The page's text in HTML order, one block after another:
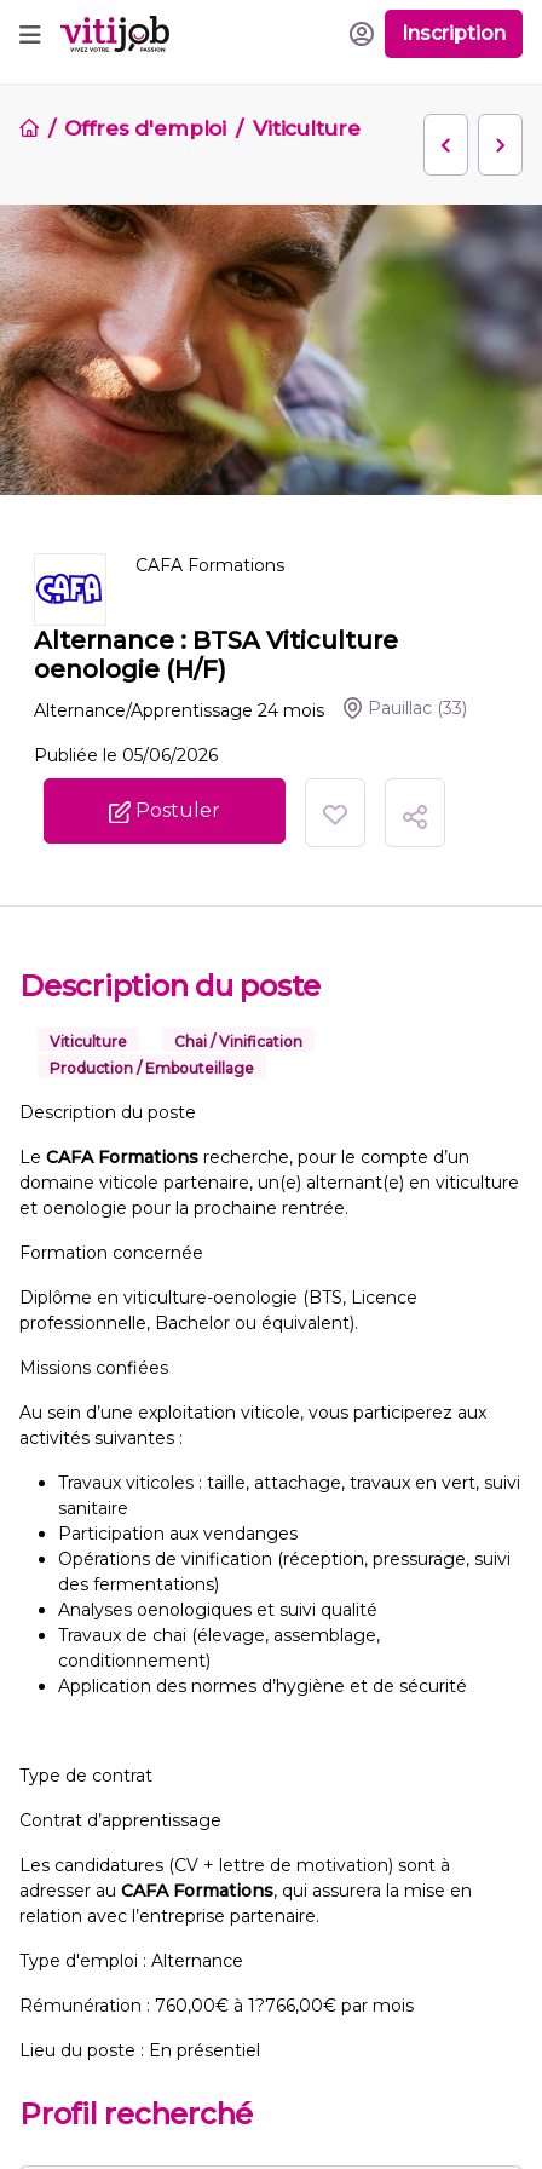
Inscription
Offres d'emploi Viticulture
CAFA Formations
Alternance : BTSA Viticulture
oenologie (H/F)
Alternance/Apprentissage 24 mois Pauillac (33)
Publiée le 05/06/2026
Postuler
Description du poste
Viticulture
Chai / Vinification
Production / Embouteillage
Description du poste
Le CAFA Formations recherche, pour le compte d’un
domaine viticole partenaire, un(e) alternant(e) en viticulture
et oenologie pour la prochaine rentrée.
Formation concernée
Diplôme en viticulture-oenologie (BTS, Licence
professionnelle, Bachelor ou équivalent).
Missions confiées
Au sein d’une exploitation viticole, vous participerez aux
activités suivantes :
Travaux viticoles : taille, attachage, travaux en vert, suivi
sanitaire
Participation aux vendanges
Opérations de vinification (réception, pressurage, suivi
des fermentations)
Analyses oenologiques et suivi qualité
Travaux de chai (élevage, assemblage,
conditionnement)
Application des normes d’hygiène et de sécurité
Type de contrat
Contrat d’apprentissage
Les candidatures (CV + lettre de motivation) sont à
adresser au CAFA Formations, qui assurera la mise en
relation avec l’entreprise partenaire.
Type d'emploi : Alternance
Rémunération : 760,00€ à 1?766,00€ par mois
Lieu du poste : En présentiel
Profil recherché